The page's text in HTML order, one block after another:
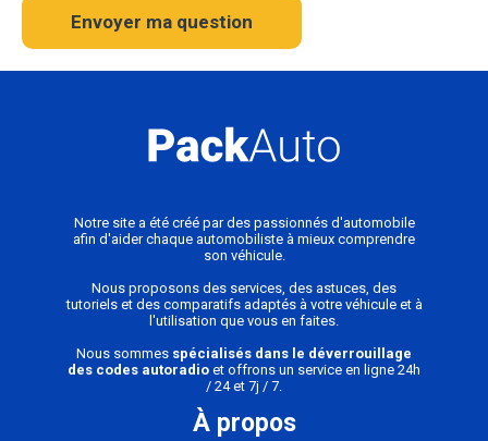
Envoyer ma question
Notre site a été créé par des passionnés d'automobile
afin d'aider chaque automobiliste à mieux comprendre
son véhicule.
Nous proposons des services, des astuces, des
tutoriels et des comparatifs adaptés à votre véhicule et à
l'utilisation que vous en faites.
Nous sommes spécialisés dans le déverrouillage
des codes autoradio et offrons un service en ligne 24h
/ 24 et 7j / 7.
À propos